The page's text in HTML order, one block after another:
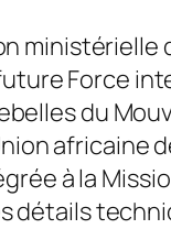
ministérielle
Force
du
africaine
à la
détails